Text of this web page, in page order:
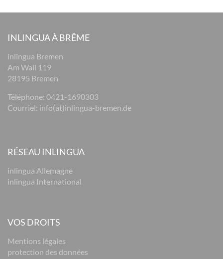
INLINGUA À BRÊME
inlingua Bremen
Am Wall 119
28195 Bremen
Téléphone: 0421-1690303
Courriel: info(at)inlingua-bremen.de
RÉSEAU INLINGUA
inlingua Allemagne
inlingua International
VOS DROITS
Mentions légales
protection des données